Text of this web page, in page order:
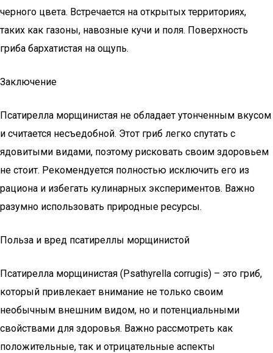
черного цвета. Встречается на открытых территориях,
таких как газоны, навозные кучи и поля. Поверхность
гриба бархатистая на ощупь.
Заключение
Псатирелла морщинистая не обладает утонченным вкусом
и считается несъедобной. Этот гриб легко спутать с
ядовитыми видами, поэтому рисковать своим здоровьем
не стоит. Рекомендуется полностью исключить его из
рациона и избегать кулинарных экспериментов. Важно
разумно использовать природные ресурсы.
Польза и вред псатиреллы морщинистой
Псатирелла морщинистая (Psathyrella corrugis) – это гриб,
который привлекает внимание не только своим
необычным внешним видом, но и потенциальными
свойствами для здоровья. Важно рассмотреть как
положительные, так и отрицательные аспекты